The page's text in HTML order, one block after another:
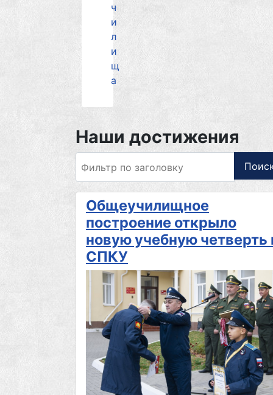
ч
и
л
и
щ
а
Наши достижения
Общеучилищное
построение открыло
новую учебную четверть
СПКУ